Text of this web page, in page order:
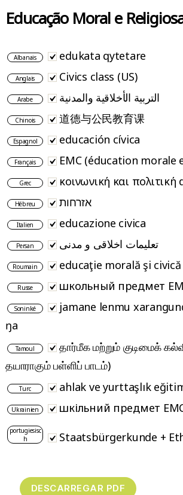
Educação Moral e
Albanais edukata qytetare
Anglais Civics class (US)
Arabe التربية الأخلاقية والمدنية
Chinois 道德与公民教育课
Espagnol educación cívica
Français EMC (éducation morale
Grec κοινωνική και πολιτική
Hébreu אזרחות
Italien educazione civica
Persan تعلیمات اخلاقی و مدنی
Roumain educaţie morală şi civică
Russe школьный предмет
Soninké
jamane lenmu
ŋa
Tamoul
தார்மீக மற்றும் குடிமைக்
தயாராகும் பள்ளிப் பாடம்)
Turc ahlak ve yurttaşlık
Ukrainien шкільний предмет
portugiesisc
h
Staatsbürgerkunde +